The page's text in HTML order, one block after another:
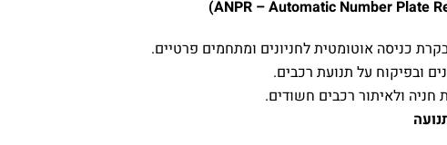
כניסה אוטומטית לחניונים ומתחמים פרטיים.
ובפיקוח על תנועת רכבים.
ולאיתור רכבים חשודים.